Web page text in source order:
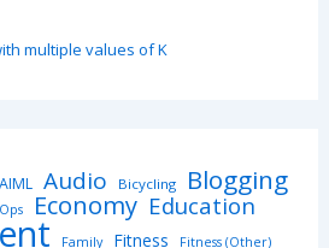
multiple values of K
AIML Audio Bicycling Blogging
Economy Education
Family Fitness Fitness (Other)